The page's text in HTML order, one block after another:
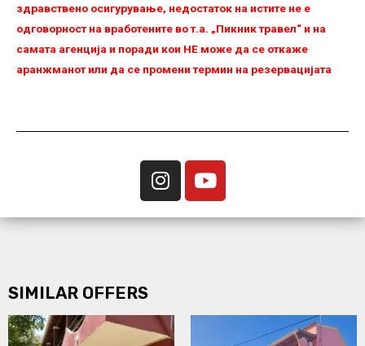
здравствено осигурување, недостаток на истите не е
одговорност на вработените во т.а. „Пикник травел“ и на
самата агенција и поради кои НЕ можe да се откаже
аранжманот или да се промени термин на резервацијата
SIMILAR OFFERS